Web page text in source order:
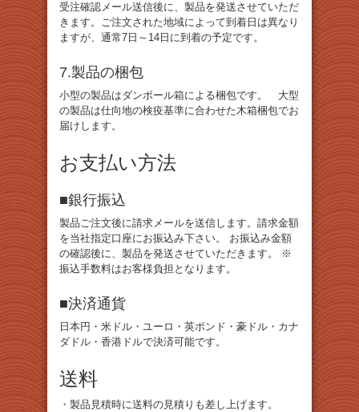
受注確認メール送信後に、製品を発送させていただ
きます。ご注文された地域によって到着日は異なり
ますが、通常7日～14日に到着の予定です。
7.製品の梱包
小型の製品はダンボール箱による梱包です。 大型
の製品は仕向地の検疫基準に合わせた木箱梱包でお
届けします。
お支払い方法
■銀行振込
製品ご注文後に請求メールを送信します。請求金額
を当社指定口座にお振込み下さい。 お振込み金額
の確認後に、製品を発送させていただきます。 ※
振込手数料はお客様負担となります。
■決済通貨
日本円・米ドル・ユーロ・英ポンド・豪ドル・カナ
ダドル・香港ドルで決済可能です。
送料
・製品見積時に送料の見積りも差し上げます。